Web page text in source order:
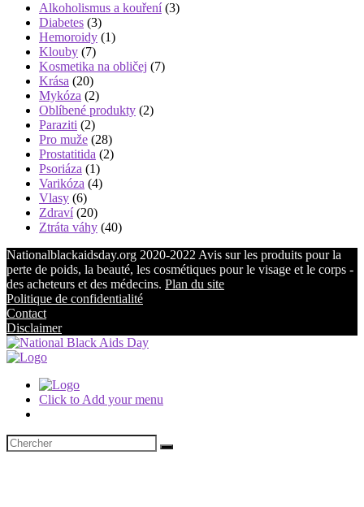
Alkoholismus a kouření(3)
Diabetes (3)
Hemoroidy (1)
Klouby (7)
Kosmetika na obličej (7)
Krása (20)
Mykóza (2)
Oblíbené produkty (2)
Paraziti (2)
Pro muže (28)
Prostatitida (2)
Psoriáza (1)
Varikóza (4)
Vlasy (6)
Zdraví(20)
Ztráta váhy (40)
Nationalblackaidsday.org 2020-2022 Avis sur les produits pour la
perte de poids, la beauté, les cosmétiques pour le visage et le corps -
des acheteurs et des médecins. Plan du site
Politique de confidentialité
Contact
Disclaimer
Click to Add your menu